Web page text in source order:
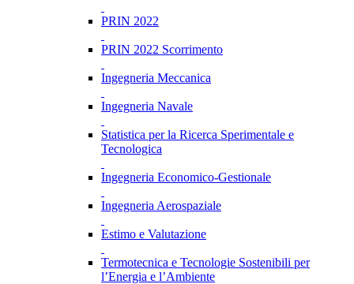
PRIN 2022
PRIN 2022 Scorrimento
Ingegneria Meccanica
Ingegneria Navale
Statistica per la Ricerca Sperimentale e
Tecnologica
Ingegneria Economico-Gestionale
Ingegneria Aerospaziale
Estimo e Valutazione
Termotecnica e Tecnologie Sostenibili per
l’Energia e l’Ambiente